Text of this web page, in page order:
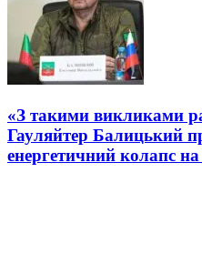
«З такими викликами
Гауляйтер Балицький
енергетичний колапс